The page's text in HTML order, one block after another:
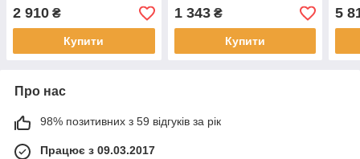
2 910 ₴
Купити
1 343₴
Купити
5
Про нас
98% позитивних з 59 відгуків за рік
Працює з 09.03.2017